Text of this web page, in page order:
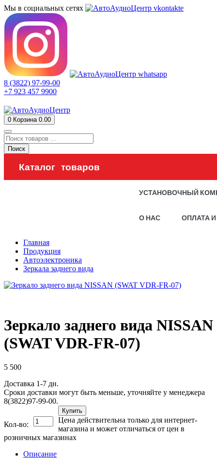
Мы в социальных сетях
8 (3822) 97-99-00
+7 923 457 9900
0 Корзина 0.00
Поиск
Каталог товаров
УСТАНОВОЧНЫЙ
О НАС ОПЛАТА
Главная
Продукция
Автоэлектроника
Зеркала заднего вида
Зеркало заднего вида NISSAN
(SWAT VDR-FR-07)
5 500
Доставка 1-7 дн.
Сроки доставки могут быть меньше, уточняйте у менеджера
8(3822)97-99-00.
Кол-во:
Купить
Цена действительна только для интернет-
магазина и может отличаться от цен в
розничных магазинах
Описание